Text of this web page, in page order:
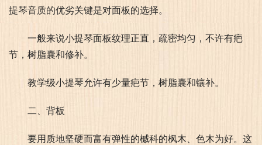
提琴音质的优劣关键是对面板的选择。
一般来说小提琴面板纹理正直，疏密均匀，不许有疤
节，树脂囊和修补。
教学级小提琴允许有少量疤节，树脂囊和镶补。
二、背板
要用质地坚硬而富有弹性的槭科的枫木、色木为好。这